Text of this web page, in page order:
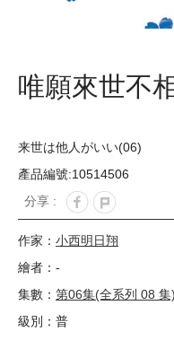
唯願來世不
来世は他人がいい(06)
產品編號:10514506
分享 :
作家： 小西明日翔
繪者：-
集數： 第06集(全系列 08 集)
級別：普